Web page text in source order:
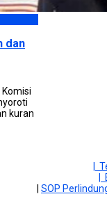
dan
kuran
|
SOP